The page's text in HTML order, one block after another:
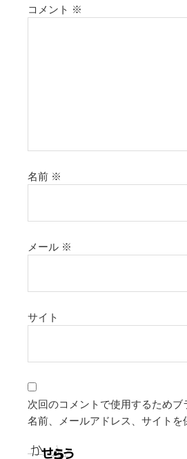
コメント ※
名前 ※
メール ※
サイト
次回のコメントで使用するため
名前、メールアドレス、サイトを